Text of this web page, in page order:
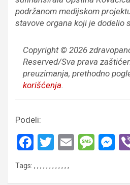
podržanom medijskom
stavove organa koji je dodelio
Copyright © 2026
Reserved/Sva prava
preuzimanja, prethodno
korišćenja.
Podeli:
F
ce
T
tt
E
M M
Tags: , , , , , , , , , , , ,